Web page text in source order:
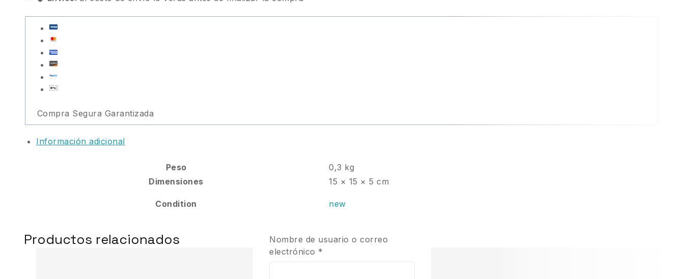
Compra Segura Garantizada
Información adicional
Peso
0,3 kg
Dimensiones
15 × 15 × 5 cm
Condition new
Productos relacionados
Nombre de usuario o correo
electrónico *